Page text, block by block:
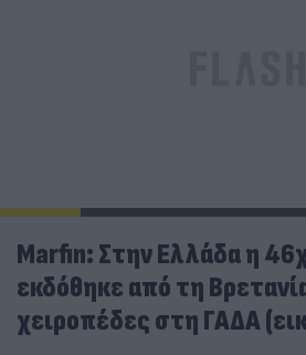
Marfin: Στην Ελλάδα η
εκδόθηκε από τη
χειροπέδες στη ΓΑΔΑ